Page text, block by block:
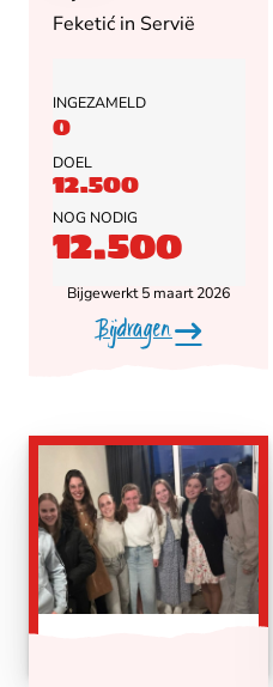
Feketić in Servië
INGEZAMELD
0
DOEL
12.500
NOG NODIG
12.500
Bijgewerkt 5 maart 2026
Bijdragen